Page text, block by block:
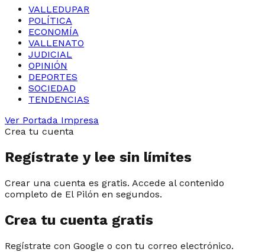
VALLEDUPAR
POLÍTICA
ECONOMÍA
VALLENATO
JUDICIAL
OPINIÓN
DEPORTES
SOCIEDAD
TENDENCIAS
Ver Portada Impresa
Crea tu cuenta
Regístrate y lee sin límites
Crear una cuenta es gratis. Accede al contenido
completo de El Pilón en segundos.
Crea tu cuenta gratis
Regístrate con Google o con tu correo electrónico.